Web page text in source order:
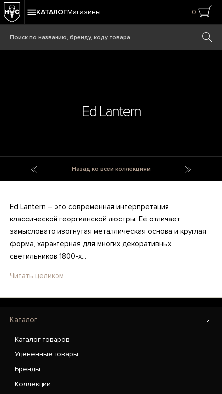
КАТАЛОГМагазины 0
Ed Lantern
Назад ко всем коллекциям
Ed Lantern – это современная интерпретация
классической георгианской люстры. Её отличает
замысловато изогнутая металлическая основа и круглая
форма, характерная для многих декоративных
светильников 1800-х...
Читать целиком
Каталог
Каталог товаров
Уценённые товары
Бренды
Коллекции